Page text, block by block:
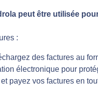
peut être utilisée
:
des factures au
électronique pour
et payez vos factures en